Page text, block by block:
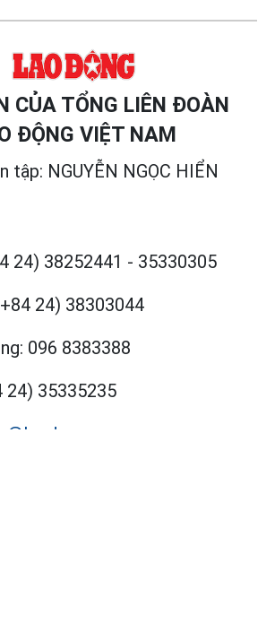
CỦA TỔNG LIÊN ĐOÀN
ĐỘNG VIỆT NAM
tập: NGUYỄN NGỌC HIỂN
24) 38252441 - 35330305
24) 38303044
096 8383388
24) 35335235